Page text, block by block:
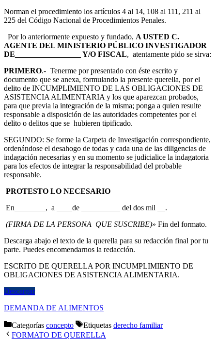
Norman el procedimiento los artículos 4 al 14, 108 al 111, 211 al
225 del Código Nacional de Procedimientos Penales.
Por lo anteriormente expuesto y fundado, A USTED C.
AGENTE DEL MINISTERIO PÚBLICO INVESTIGADOR
DE_________________ Y/O FISCAL, atentamente pido se sirva:
PRIMERO.- Tenerme por presentado con éste escrito y
documento que se anexa, formulando la presente querella, por el
delito de INCUMPLIMIENTO DE LAS OBLIGACIONES DE
ASISTENCIA ALIMENTARIA y los que aparezcan probados,
para que previa la integración de la misma; ponga a quien resulte
responsable a disposición de las autoridades competentes por el
delito o delitos que se hubieren tipificado.
SEGUNDO: Se forme la Carpeta de Investigación correspondiente,
ordenándose el desahogo de todas y cada una de las diligencias de
indagación necesarias y en su momento se judicialice la indagatoria
para los efectos de integrar la responsabilidad del probable
responsable.
PROTESTO LO NECESARIO
En________, a ____de __________ del dos mil __.
(FIRMA DE LA PERSONA QUE SUSCRIBE)» Fin del formato.
Descarga abajo el texto de la querella para su redacción final por tu
parte. Puedes encomendarnos la redacción.
ESCRITO DE QUERELLA POR INCUMPLIMIENTO DE
OBLIGACIONES DE ASISTENCIA ALIMENTARIA.
Descargar
DEMANDA DE ALIMENTOS
Categorías concepto Etiquetas derecho familiar
FORMATO DE QUERELLA